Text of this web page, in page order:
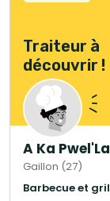
Traiteur à
découvrir !
A Ka Pwel'La
Gaillon (27)
Barbecue et